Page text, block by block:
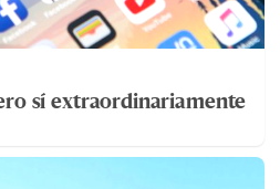
sí extraordinariamente